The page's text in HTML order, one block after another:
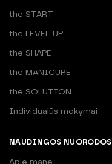
the START
the LEVEL-UP
the SHAPE
the MANICURE
the SOLUTION
Individualūs mokymai
NAUDINGOS NUORODOS
Apie mane